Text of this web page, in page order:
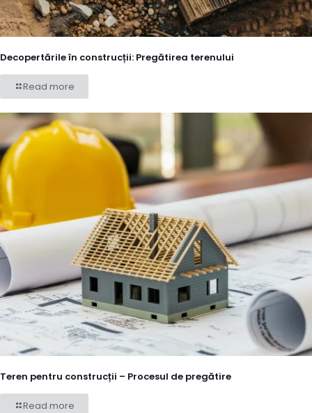
Decopertările în construcții: Pregătirea terenului
Read more
Teren pentru construcții – Procesul de pregătire
Read more